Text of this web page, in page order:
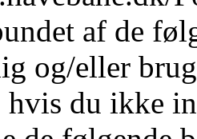
af de
og/eller
hvis du ikke